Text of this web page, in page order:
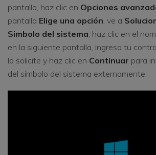
pantalla, haz clic en Opciones
pantalla Elige una opción, ve a
Simbolo del sistema, haz clic en el
en la siguiente pantalla, ingresa tu
lo solicite y haz clic en Continuar para
del símbolo del sistema externamente.